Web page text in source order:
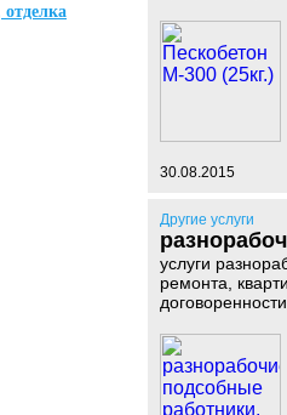
30.08.2015
Другие услуги
услуги
ремонта,